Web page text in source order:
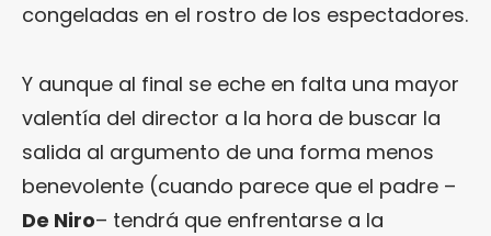
congeladas en el rostro de los espectadores.
Y aunque al final se eche en falta una mayor
valentía del director a la hora de buscar la
salida al argumento de una forma menos
benevolente (cuando parece que el padre –
De Niro– tendrá que enfrentarse a la